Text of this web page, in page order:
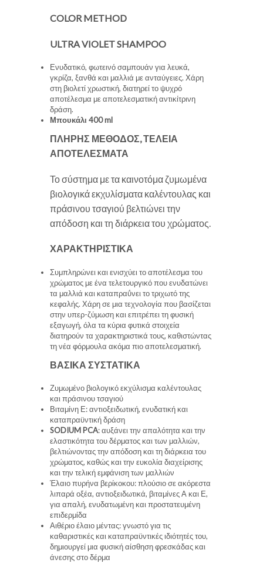
COLOR METHOD
ULTRA VIOLET SHAMPOO
Ενυδατικό, φωτεινό σαμπουάν για λευκά,
γκρίζα, ξανθά και μαλλιά με ανταύγειες. Χάρη
στη βιολετί χρωστική, διατηρεί το ψυχρό
αποτέλεσμα με αποτελεσματική αντικίτρινη
δράση.
Μπουκάλι 400 ml
ΠΛΗΡΗΣ ΜΕΘΟΔΟΣ, ΤΕΛΕΙΑ
ΑΠΟΤΕΛΕΣΜΑΤΑ
Το σύστημα με τα καινοτόμα ζυμωμένα
βιολογικά εκχυλίσματα καλέντουλας και
πράσινου τσαγιού βελτιώνει την
απόδοση και τη διάρκεια του χρώματος.
ΧΑΡΑΚΤΗΡΙΣΤΙΚΑ
Συμπληρώνει και ενισχύει το αποτέλεσμα του
χρώματος με ένα τελετουργικό που ενυδατώνει
τα μαλλιά και καταπραΰνει το τριχωτό της
κεφαλής. Χάρη σε μια τεχνολογία που βασίζεται
στην υπερ-ζύμωση και επιτρέπει τη φυσική
εξαγωγή, όλα τα κύρια φυτικά στοιχεία
διατηρούν τα χαρακτηριστικά τους, καθιστώντας
τη νέα φόρμουλα ακόμα πιο αποτελεσματική.
ΒΑΣΙΚΑ ΣΥΣΤΑΤΙΚΑ
Ζυμωμένο βιολογικό εκχύλισμα καλέντουλας
και πράσινου τσαγιού
Βιταμίνη Ε: αντιοξειδωτική, ενυδατική και
καταπραϋντική δράση
SODIUM PCA: αυξάνει την απαλότητα και την
ελαστικότητα του δέρματος και των μαλλιών,
βελτιώνοντας την απόδοση και τη διάρκεια του
χρώματος, καθώς και την ευκολία διαχείρισης
και την τελική εμφάνιση των μαλλιών
Έλαιο πυρήνα βερίκοκου: πλούσιο σε ακόρεστα
λιπαρά οξέα, αντιοξειδωτικά, βιταμίνες Α και Ε,
για απαλή, ενυδατωμένη και προστατευμένη
επιδερμίδα
Αιθέριο έλαιο μέντας: γνωστό για τις
καθαριστικές και καταπραϋντικές ιδιότητές του,
δημιουργεί μια φυσική αίσθηση φρεσκάδας και
άνεσης στο δέρμα